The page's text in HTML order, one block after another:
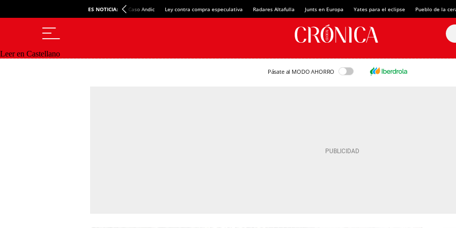
ES NOTICIA: Caso Andic Ley contra compra especulativa Radares Altafulla Junts en Europa Yates para el eclipse Pueblo de la
Leer en Castellano
Pásate al MODO AHORRO